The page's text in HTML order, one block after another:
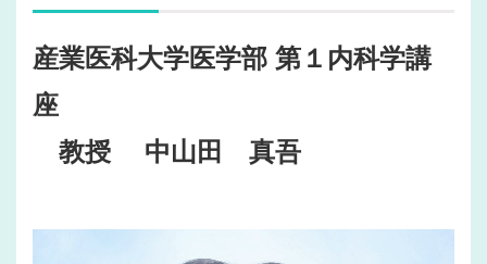
産業医科大学医学部 第１内科学講
座
教授 中山田 真吾